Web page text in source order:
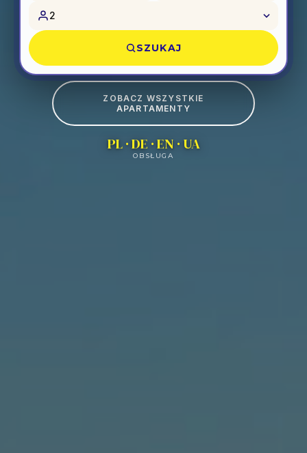
2
SZUKAJ
ZOBACZ WSZYSTKIE
APARTAMENTY
PL · DE · EN · UA
OBSŁUGA